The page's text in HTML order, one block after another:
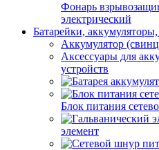
Фонарь
электрический
Батарейки,
Аккумулятор
Аксессуары для
устройств
Блок питания
элемент